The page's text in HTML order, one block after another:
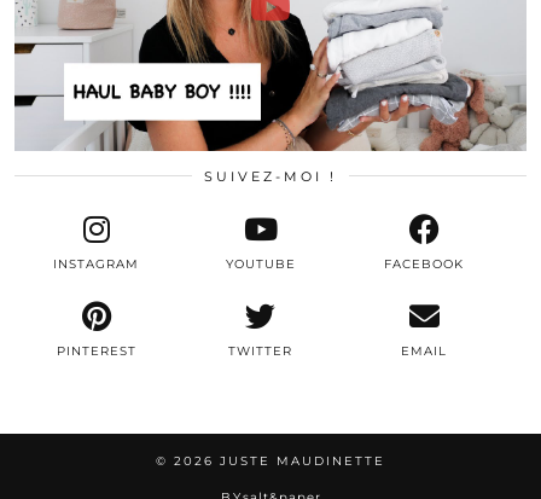
SUIVEZ-MOI !
TWITTER
INSTAGRAM FACEBOOK
PINTEREST
YOUTUBE
EMAIL
© 2026 JUSTE MAUDINETTE